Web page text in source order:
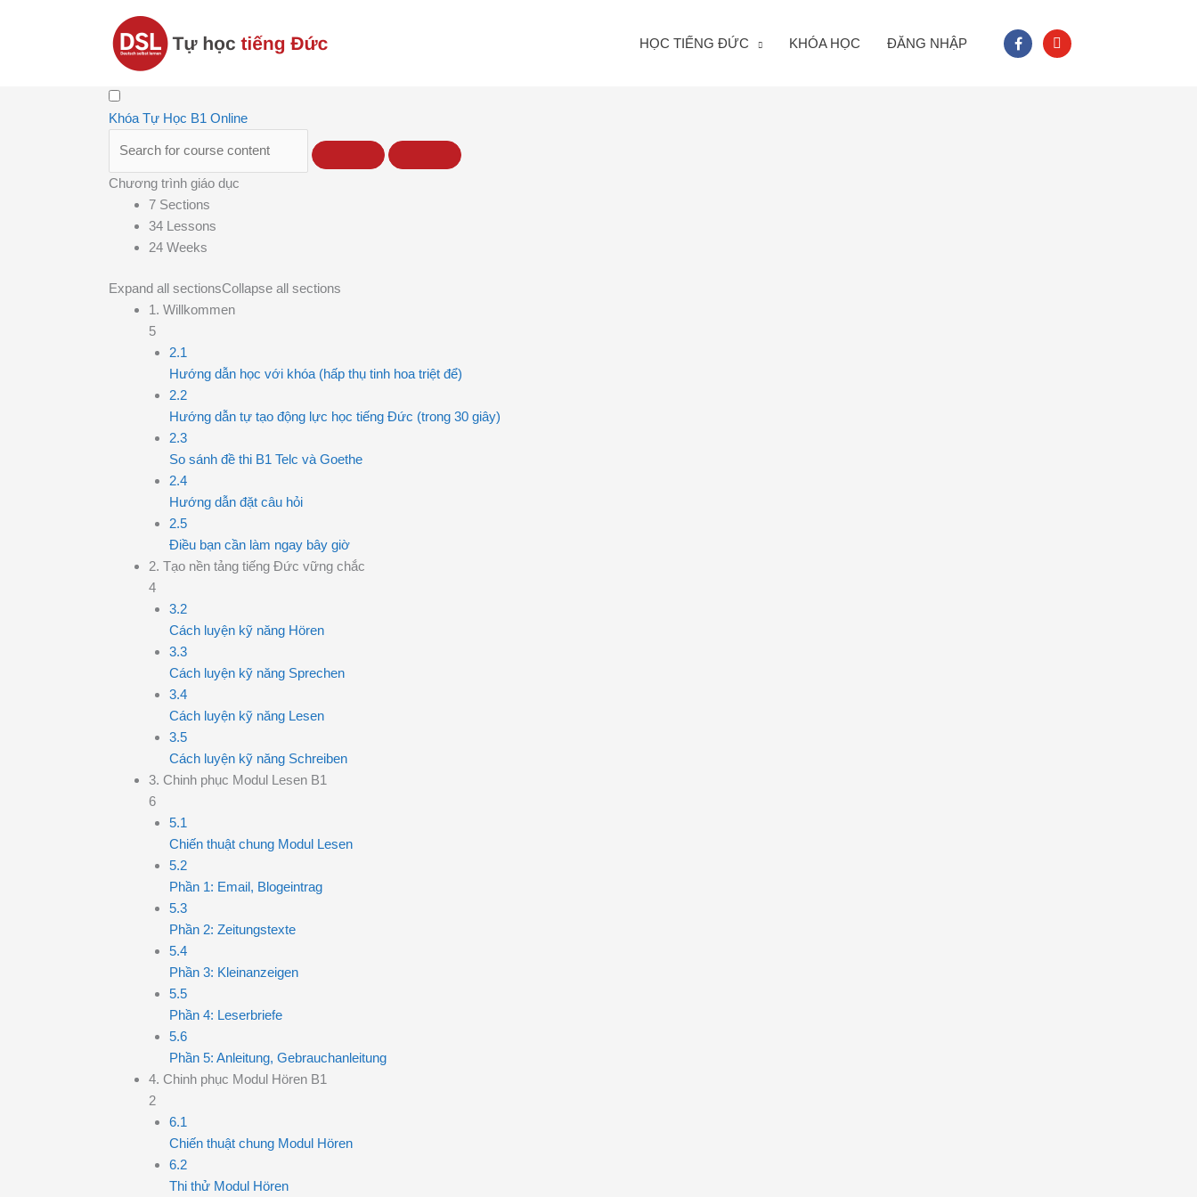
HỌC TIẾNG ĐỨC KHÓA HỌC ĐĂNG NHẬP
facebookyoutube
Khóa Tự Học B1 Online
Chương trình giáo dục
7 Sections
34 Lessons
24 Weeks
Expand all sectionsCollapse all sections
1. Willkommen
5
2.1
Hướng dẫn học với khóa (hấp thụ tinh hoa triệt để)
2.2
Hướng dẫn tự tạo động lực học tiếng Đức (trong 30 giây)
2.3
So sánh đề thi B1 Telc và Goethe
2.4
Hướng dẫn đặt câu hỏi
2.5
Điều bạn cần làm ngay bây giờ
2. Tạo nền tảng tiếng Đức vững chắc
4
3.2
Cách luyện kỹ năng Hören
3.3
Cách luyện kỹ năng Sprechen
3.4
Cách luyện kỹ năng Lesen
3.5
Cách luyện kỹ năng Schreiben
3. Chinh phục Modul Lesen B1
6
5.1
Chiến thuật chung Modul Lesen
5.2
Phần 1: Email, Blogeintrag
5.3
Phần 2: Zeitungstexte
5.4
Phần 3: Kleinanzeigen
5.5
Phần 4: Leserbriefe
5.6
Phần 5: Anleitung, Gebrauchanleitung
4. Chinh phục Modul Hören B1
2
6.1
Chiến thuật chung Modul Hören
6.2
Thi thử Modul Hören